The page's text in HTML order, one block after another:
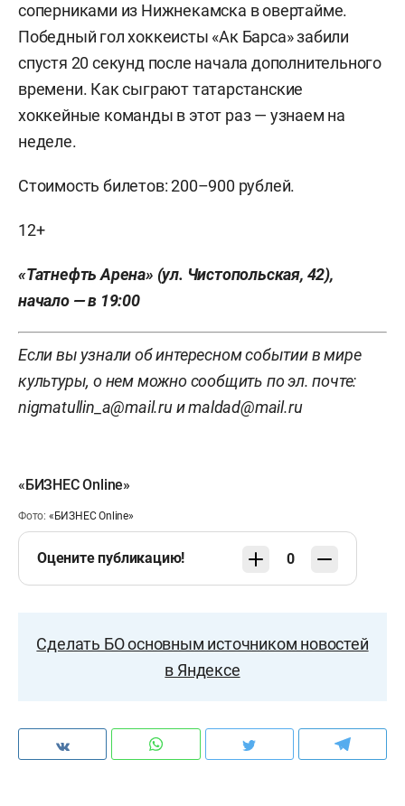
соперниками из Нижнекамска в овертайме.
Победный гол хоккеисты «Ак Барса» забили
спустя 20 секунд после начала дополнительного
времени. Как сыграют татарстанские
хоккейные команды в этот раз — узнаем на
неделе.
Стоимость билетов: 200–900 рублей.
12+
«Татнефть Арена» (ул. Чистопольская, 42),
начало — в 19:00
Если вы узнали об интересном событии в мире
культуры, о нем можно сообщить по эл. почте:
nigmatullin_a@mail.ru и maldad@mail.ru
«БИЗНЕС Online»
Фото: «БИЗНЕС Online»
Оцените публикацию! 0
Сделать БО основным источником новостей
в Яндексе